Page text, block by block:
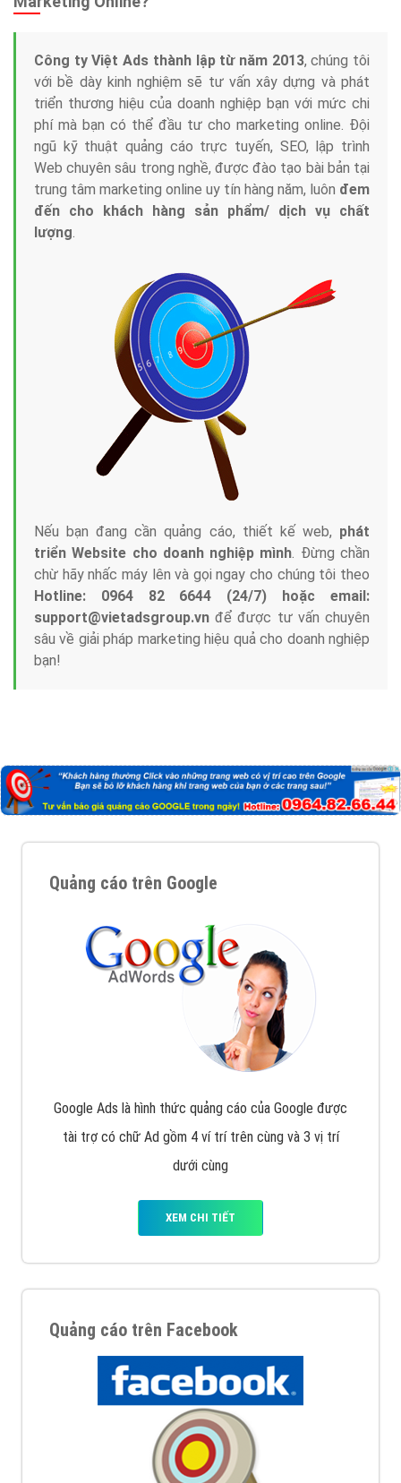
Công ty Việt Ads thành lập từ năm 2013, chúng tôi
với bề dày kinh nghiệm sẽ tư vấn xây dựng và phát
triển thương hiệu của doanh nghiệp bạn với mức chi
phí mà bạn có thể đầu tư cho marketing online. Đội
ngũ kỹ thuật quảng cáo trực tuyến, SEO, lập trình
Web chuyên sâu trong nghề, được đào tạo bài bản tại
trung tâm marketing online uy tín hàng năm, luôn đem
đến cho khách hàng sản phẩm/ dịch vụ chất
lượng.
Nếu bạn đang cần quảng cáo, thiết kế web, phát
triển Website cho doanh nghiệp mình. Đừng chần
chừ hãy nhấc máy lên và gọi ngay cho chúng tôi theo
Hotline: 0964 82 6644 (24/7) hoặc email:
support@vietadsgroup.vn để được tư vấn chuyên
sâu về giải pháp marketing hiệu quả cho doanh nghiệp
bạn!
Quảng cáo trên Google
Google Ads là hình thức quảng cáo của Google được
tài trợ có chữ Ad gồm 4 ví trí trên cùng và 3 vị trí
dưới cùng
XEM CHI TIẾT
Quảng cáo trên Facebook